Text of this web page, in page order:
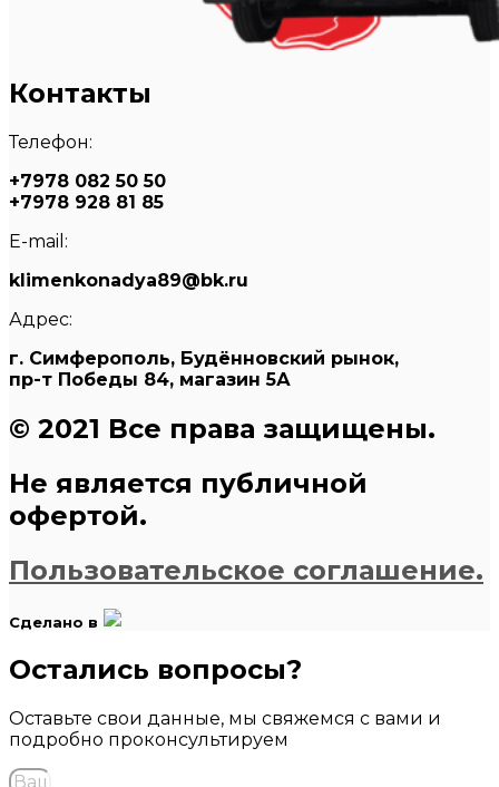
Контакты
Телефон:
+7978 082 50 50
+7978 928 81 85
E-mail:
klimenkonadya89@bk.ru
Адрес:
г. Симферополь, Будённовский рынок,
пр-т Победы 84, магазин 5А
© 2021 Все права защищены.
Не является публичной
офертой.
Пользовательское соглашение.
Сделано в
Остались вопросы?
Оставьте свои данные, мы свяжемся с вами и
подробно проконсультируем